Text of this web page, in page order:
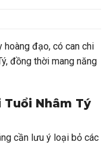
hoàng đạo, có can chi
đồng thời mang năng
Tuổi Nhâm Tý
cần lưu ý loại bỏ các